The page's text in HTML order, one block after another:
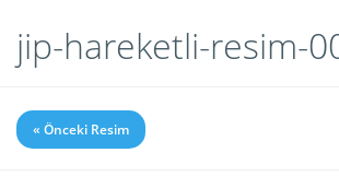
jip-hareketli-resim-
« Önceki Resim